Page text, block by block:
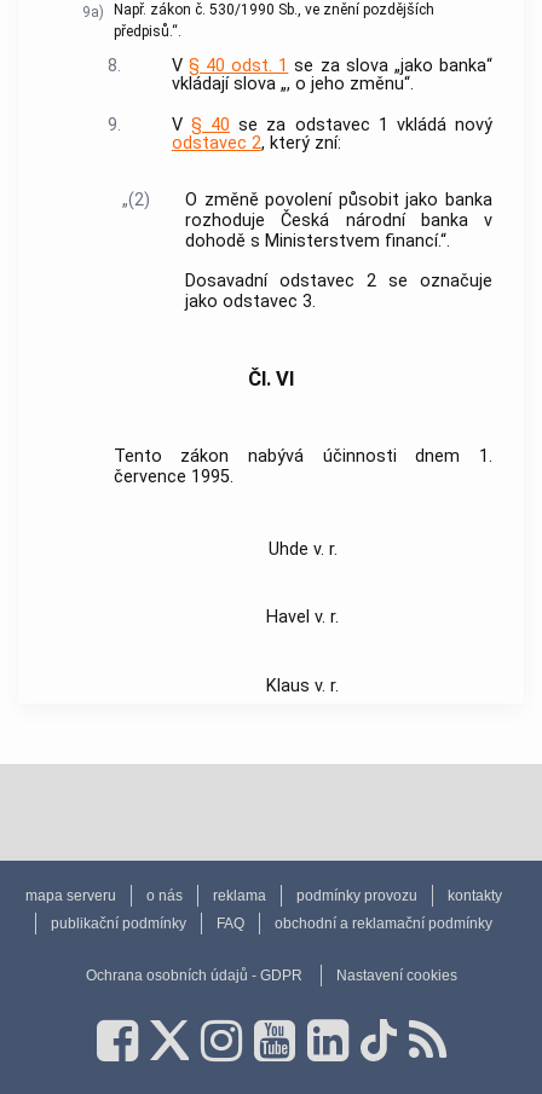
9a)
Např. zákon č. 530/1990 Sb., ve znění pozdějších
předpisů.“.
8. V § 40 odst. 1 se za slova „jako banka“
vkládají slova „, o jeho změnu“.
9.
V § 40 se za odstavec 1 vkládá nový
odstavec 2, který zní:
„(2)
O změně povolení působit jako banka
rozhoduje Česká národní banka v
dohodě s Ministerstvem financí.“.
Dosavadní odstavec 2 se označuje
jako odstavec 3.
Čl. VI
Tento zákon nabývá účinnosti dnem 1.
července 1995.
Uhde v. r.
Havel v. r.
Klaus v. r.
mapa serveru o nás reklama podmínky provozu
kontakty
publikační podmínky
FAQ obchodní a reklamační podmínky
Ochrana osobních údajů - GDPR Nastavení cookies